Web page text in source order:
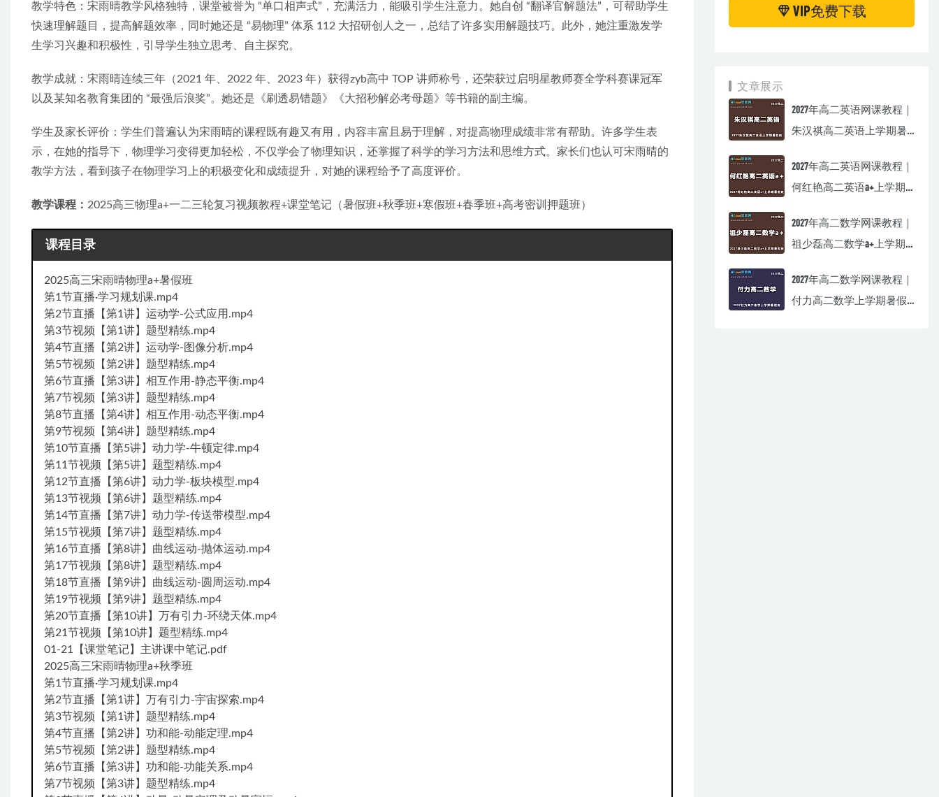
教学特色：宋雨晴教学风格独特，课堂被誉为 “单口相声式”，充满活力，能吸引学生注意力。她自创 “翻译官解题法”，可帮助学生
快速理解题目，提高解题效率，同时她还是 “易物理” 体系 112 大招研创人之一，总结了许多实用解题技巧。此外，她注重激发学
生学习兴趣和积极性，引导学生独立思考、自主探究。
教学成就：宋雨晴连续三年（2021 年、2022 年、2023 年）获得zyb高中 TOP 讲师称号，还荣获过启明星教师赛全学科赛课冠军
以及某知名教育集团的 “最强后浪奖”。她还是《刷透易错题》《大招秒解必考母题》等书籍的副主编。
学生及家长评价：学生们普遍认为宋雨晴的课程既有趣又有用，内容丰富且易于理解，对提高物理成绩非常有帮助。许多学生表
示，在她的指导下，物理学习变得更加轻松，不仅学会了物理知识，还掌握了科学的学习方法和思维方式。家长们也认可宋雨晴的
教学方法，看到孩子在物理学习上的积极变化和成绩提升，对她的课程给予了高度评价。
教学课程： 2025高三物理a+一二三轮复习视频教程+课堂笔记（暑假班+秋季班+寒假班+春季班+高考密训押题班）
课程目录
2025高三宋雨晴物理a+暑假班
第1节直播·学习规划课.mp4
第2节直播【第1讲】运动学-公式应用.mp4
第3节视频【第1讲】题型精练.mp4
第4节直播【第2讲】运动学-图像分析.mp4
第5节视频【第2讲】题型精练.mp4
第6节直播【第3讲】相互作用-静态平衡.mp4
第7节视频【第3讲】题型精练.mp4
第8节直播【第4讲】相互作用-动态平衡.mp4
第9节视频【第4讲】题型精练.mp4
第10节直播【第5讲】动力学-牛顿定律.mp4
第11节视频【第5讲】题型精练.mp4
第12节直播【第6讲】动力学-板块模型.mp4
第13节视频【第6讲】题型精练.mp4
第14节直播【第7讲】动力学-传送带模型.mp4
第15节视频【第7讲】题型精练.mp4
第16节直播【第8讲】曲线运动-抛体运动.mp4
第17节视频【第8讲】题型精练.mp4
第18节直播【第9讲】曲线运动-圆周运动.mp4
第19节视频【第9讲】题型精练.mp4
第20节直播【第10讲】万有引力-环绕天体.mp4
第21节视频【第10讲】题型精练.mp4
01-21【课堂笔记】主讲课中笔记.pdf
2025高三宋雨晴物理a+秋季班
第1节直播·学习规划课.mp4
第2节直播【第1讲】万有引力-宇宙探索.mp4
第3节视频【第1讲】题型精练.mp4
第4节直播【第2讲】功和能-动能定理.mp4
第5节视频【第2讲】题型精练.mp4
第6节直播【第3讲】功和能-功能关系.mp4
第7节视频【第3讲】题型精练.mp4
VIP免费下载
文章展示
2027年高二英语网课教程｜
朱汉祺高二英语上学期暑
2027年高二英语网课教程｜
何红艳高二英语a+上学期
2027年高二数学网课教程｜
祖少磊高二数学a+上学期
2027年高二数学网课教程｜
付力高二数学上学期暑假